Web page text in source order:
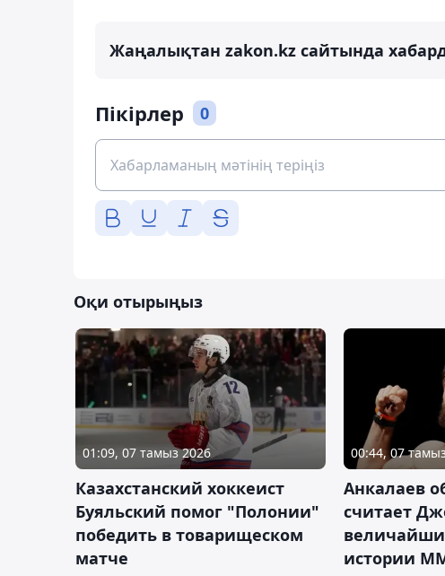
Жаңалықтан zakon.kz сайтында
Пікірлер 0
Оқи отырыңыз
01:09, 07 тамыз 2026
Казахстанский хоккеист
Буяльский помог "Полонии"
победить в товарищеском
матче
00:44, 07
Анкалаев
считает
истории